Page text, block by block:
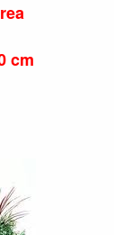
cm